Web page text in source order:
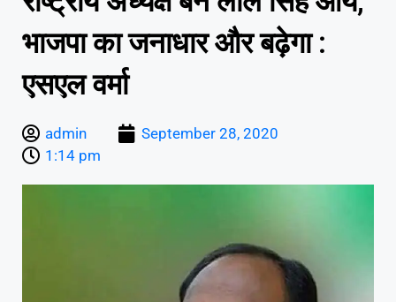
भाजपा का जनाधार और बढ़ेगा :
एसएल वर्मा
admin
September 28, 2020
1:14 pm